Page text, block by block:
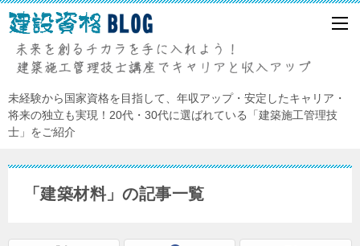
未経験から国家資格を目指して、年収アップ・安定したキャリア・
将来の独立も実現！20代・30代に選ばれている「建築施工管理技
士」をご紹介
「建築材料」の記事一覧